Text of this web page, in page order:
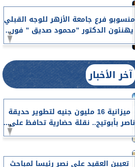
منسوبو فرع جامعة الأزهر للوجه القبلي
يهنئون الدكتور ”محمود صديق ” فور...
آخر الأخبار
ميزانية 16 مليون جنيه لتطوير حديقة
ناصر بأبوتيج.. نقلة حضارية تحافظ على...
تعيين العقيد على نصر رئيسا لمباحث